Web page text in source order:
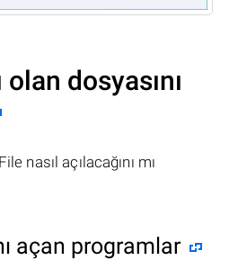
olan dosyasını
nasıl açılacağını mı
açan programlar